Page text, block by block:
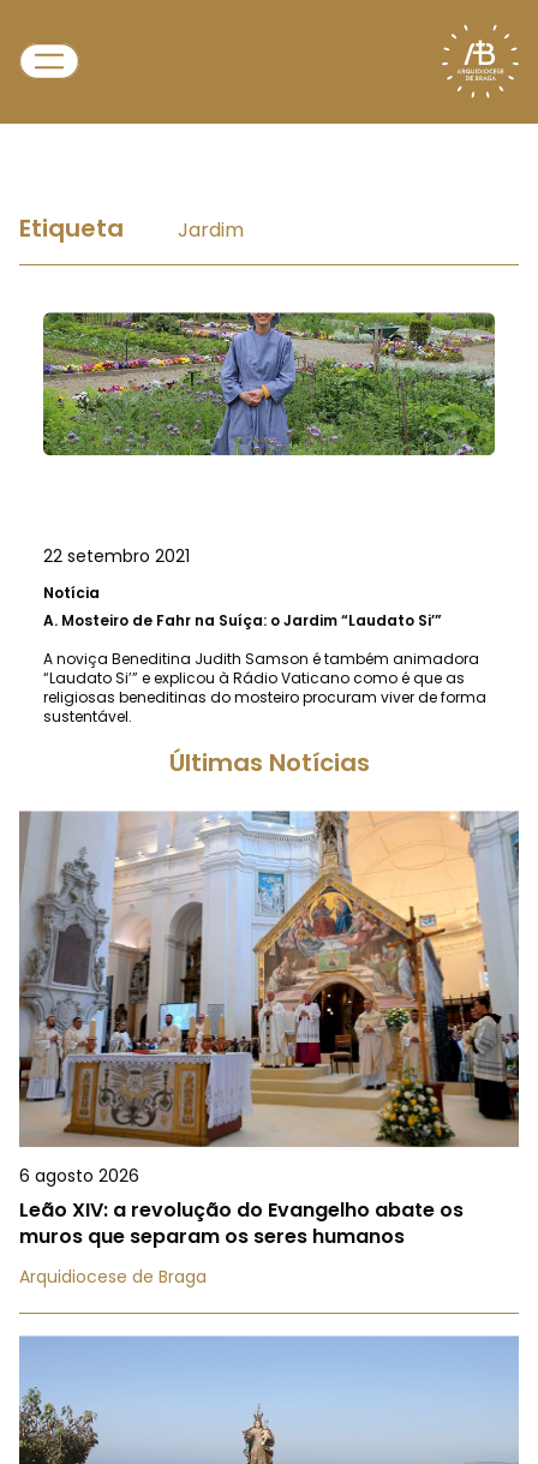
Etiqueta Jardim
22 setembro 2021
Notícia
A. Mosteiro de Fahr na Suíça: o Jardim “Laudato Si’”
A noviça Beneditina Judith Samson é também animadora
“Laudato Si’” e explicou à Rádio Vaticano como é que as
religiosas beneditinas do mosteiro procuram viver de forma
sustentável.
Últimas Notícias
6 agosto 2026
Leão XIV: a revolução do Evangelho abate os
muros que separam os seres humanos
Arquidiocese de Braga